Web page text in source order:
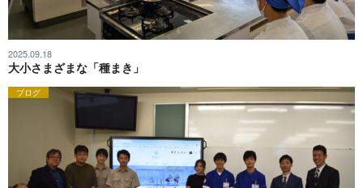
2025.09.18
大小さまざまな「種まき」
ブログ